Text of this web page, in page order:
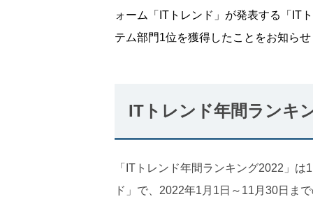
ォーム「ITトレンド」が発表する「IT
テム部門1位を獲得したことをお知ら
ITトレンド年間ランキ
「ITトレンド年間ランキング2022」
ド」で、2022年1月1日～11月30日ま